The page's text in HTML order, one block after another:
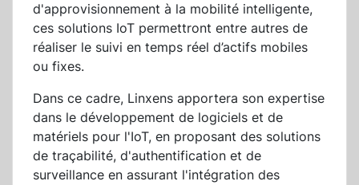
d'approvisionnement à la mobilité intelligente,
ces solutions IoT permettront entre autres de
réaliser le suivi en temps réel d’actifs mobiles
ou fixes.
Dans ce cadre, Linxens apportera son expertise
dans le développement de logiciels et de
matériels pour l'IoT, en proposant des solutions
de traçabilité, d'authentification et de
surveillance en assurant l'intégration des